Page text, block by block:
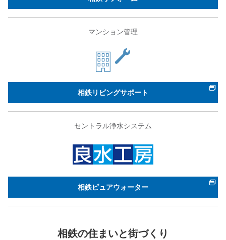
マンション管理
相鉄リビングサポート
セントラル浄水システム
相鉄ピュアウォーター
相鉄の住まいと街づくり